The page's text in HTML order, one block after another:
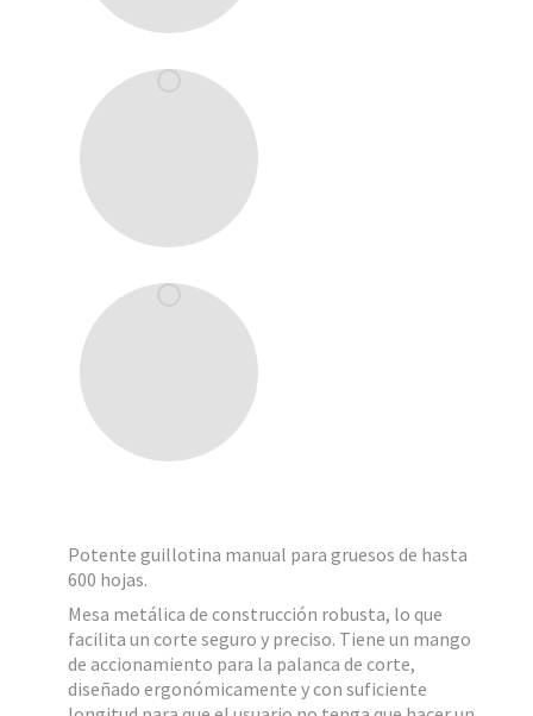
Potente guillotina manual para gruesos de hasta
600 hojas.
Mesa metálica de construcción robusta, lo que
facilita un corte seguro y preciso. Tiene un mango
de accionamiento para la palanca de corte,
diseñado ergonómicamente y con suficiente